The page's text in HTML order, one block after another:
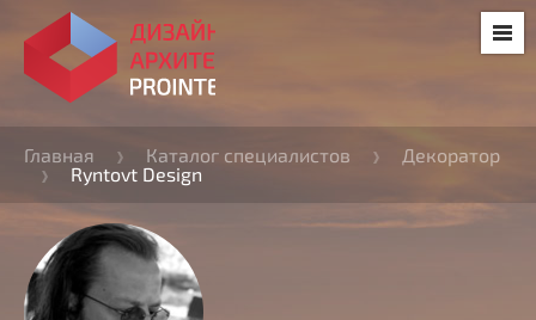
Главная Каталог специалистов
Декоратор
Ryntovt Design